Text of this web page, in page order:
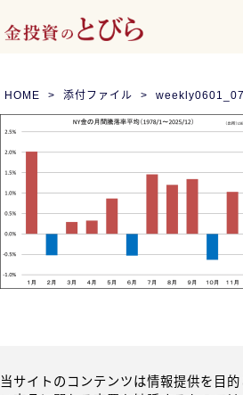
HOME 添付ファイル weekly0601_07
当サイトのコンテンツは情報提供を目